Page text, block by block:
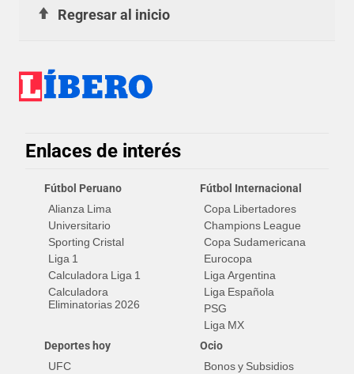
Regresar al inicio
Enlaces de interés
Fútbol Peruano
Alianza Lima
Universitario
Sporting Cristal
Liga 1
Calculadora Liga 1
Calculadora
Eliminatorias 2026
Fútbol Internacional
Copa Libertadores
Champions League
Copa Sudamericana
Eurocopa
Liga Argentina
Liga Española
PSG
Liga MX
Deportes hoy
UFC
Ocio
Bonos y Subsidios